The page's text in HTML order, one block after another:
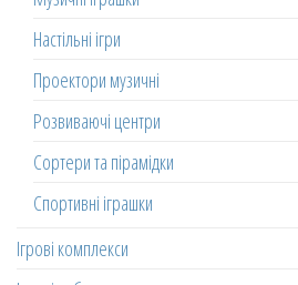
Настільні ігри
Проектори музичні
Розвиваючі центри
Сортери та пірамідки
Спортивні іграшки
Ігрові комплекси